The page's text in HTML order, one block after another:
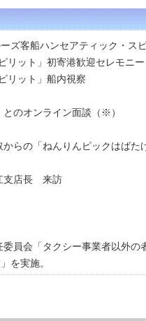
ズ客船ハンセアティック・ス
ット」初寄港歓迎セレモニー
ット」船内視察
オンライン面談（※）
らの「ねんりんピックはばた
支店長 来訪
員会「 タクシー事業者以外の
実施。